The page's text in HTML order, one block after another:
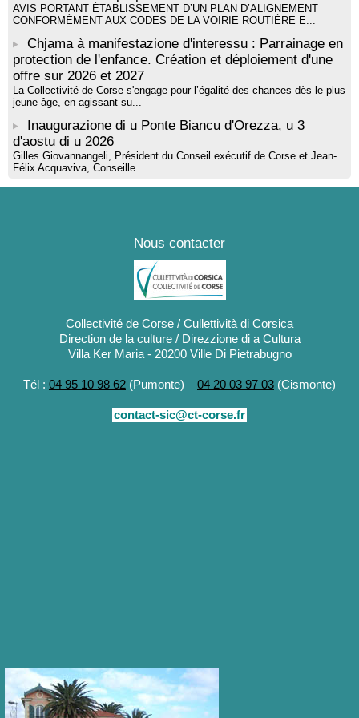
AVIS PORTANT ÉTABLISSEMENT D’UN PLAN D’ALIGNEMENT
CONFORMÉMENT AUX CODES DE LA VOIRIE ROUTIÈRE E...
Chjama à manifestazione d'interessu : Parrainage en
protection de l'enfance. Création et déploiement d'une
offre sur 2026 et 2027
La Collectivité de Corse s'engage pour l’égalité des chances dès le plus
jeune âge, en agissant su...
Inaugurazione di u Ponte Biancu d'Orezza, u 3
d'aostu di u 2026
Gilles Giovannangeli, Président du Conseil exécutif de Corse et Jean-
Félix Acquaviva, Conseille...
Nous contacter
Collectivité de Corse / Cullettività di Corsica
Direction de la culture / Direzzione di a Cultura
Villa Ker Maria - 20200 Ville Di Pietrabugno
Tél : 04 95 10 98 62 (Pumonte) –04 20 03 97 03 (Cismonte)
contact-sic@ct-corse.fr